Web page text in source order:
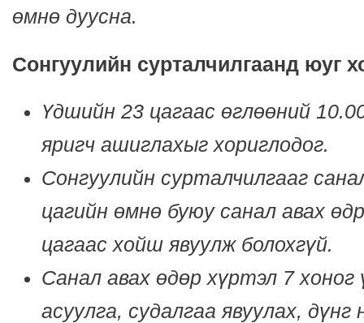
өмнө дуусна.
Сонгуулийн сурталчилгаанд юуг
Үдшийн 23 цагаас өглөөний
яригч ашиглахыг хориглодог.
Сонгуулийн сурталчилгааг
цагийн өмнө буюу санал авах
цагаас хойш явуулж болохгүй.
Санал авах өдөр хүртэл 7 хоног
асуулга, судалгаа явуулах,